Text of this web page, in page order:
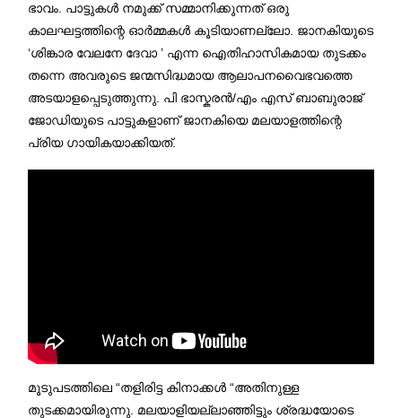
ഭാവം. പാട്ടുകൾ നമുക്ക് സമ്മാനിക്കുന്നത് ഒരു
കാലഘട്ടത്തിന്റെ ഓർമ്മകൾ കൂടിയാണല്ലോ. ജാനകിയുടെ
‘ശിങ്കാര വേലനേ ദേവാ ’ എന്ന ഐതിഹാസികമായ തുടക്കം
തന്നെ അവരുടെ ജന്മസിദ്ധമായ ആലാപനവൈഭവത്തെ
അടയാളപ്പെടുത്തുന്നു. പി ഭാസ്കരൻ/എം എസ് ബാബുരാജ്
ജോഡിയുടെ പാട്ടുകളാണ് ജാനകിയെ മലയാളത്തിന്റെ
പ്രിയ ഗായികയാക്കിയത്.
മൂടുപടത്തിലെ “തളിരിട്ട കിനാക്കൾ “അതിനുള്ള
തുടക്കമായിരുന്നു. മലയാളിയല്ലാഞ്ഞിട്ടും ശ്രദ്ധയോടെ